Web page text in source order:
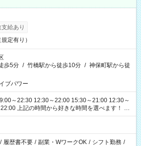
給あり
定有り）
歩5分 / 竹橋駅から徒歩10分 / 神保町駅から徒
ブパワー
～22:30 12:30～22:00 15:30～21:00 12:30～
を選べます！ ※
る可能性があります
/ 履歴書不要 / 副業・WワークOK / シフト勤務 /